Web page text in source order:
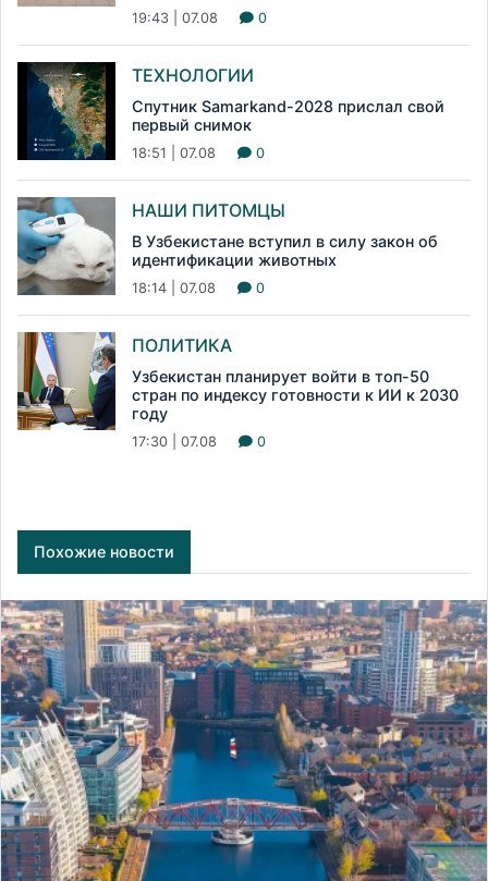
19:43 | 07.08 0
ТЕХНОЛОГИИ
Спутник Samarkand-2028 прислал свой
первый снимок
18:51 | 07.08 0
НАШИ ПИТОМЦЫ
В Узбекистане вступил в силу закон об
идентификации животных
18:14 | 07.08 0
ПОЛИТИКА
Узбекистан планирует войти в топ-50
стран по индексу готовности к ИИ к 2030
году
17:30 | 07.08 0
Похожие новости